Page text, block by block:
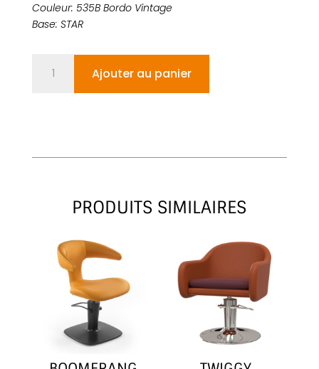
Couleur: 535B Bordo Vintage
Base: STAR
MONIQUE
Ajouter au panier
PRODUITS SIMILAIRES